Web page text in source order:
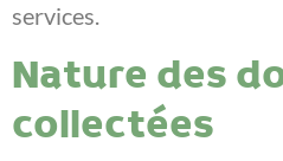
services.
Nature des
collectées